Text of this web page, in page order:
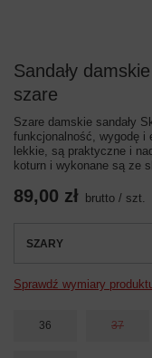
Sandały
szare
Szare damskie sandały
funkcjonalność, wygodę i
lekkie, są praktyczne i
koturn i wykonane są ze
89,00 zł brutto / szt.
SZARY
Sprawdź wymiary
36 37